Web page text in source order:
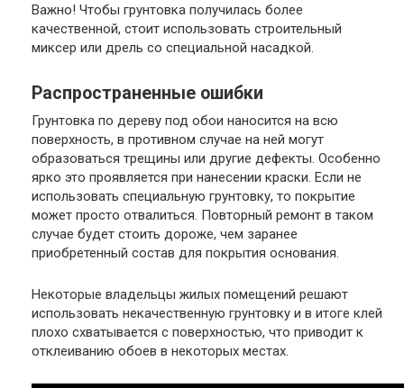
Важно! Чтобы грунтовка получилась более
качественной, стоит использовать строительный
миксер или дрель со специальной насадкой.
Распространенные ошибки
Грунтовка по дереву под обои наносится на всю
поверхность, в противном случае на ней могут
образоваться трещины или другие дефекты. Особенно
ярко это проявляется при нанесении краски. Если не
использовать специальную грунтовку, то покрытие
может просто отвалиться. Повторный ремонт в таком
случае будет стоить дороже, чем заранее
приобретенный состав для покрытия основания.
Некоторые владельцы жилых помещений решают
использовать некачественную грунтовку и в итоге клей
плохо схватывается с поверхностью, что приводит к
отклеиванию обоев в некоторых местах.